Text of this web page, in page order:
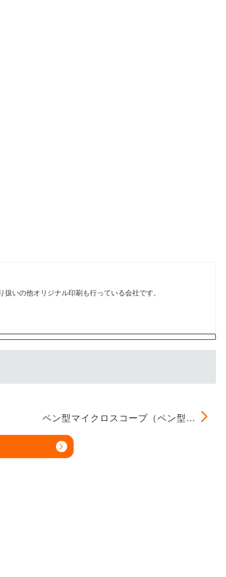
いの他オリジナル印刷も行っている会社です。
ペン型マイクロスコープ（ペン型…